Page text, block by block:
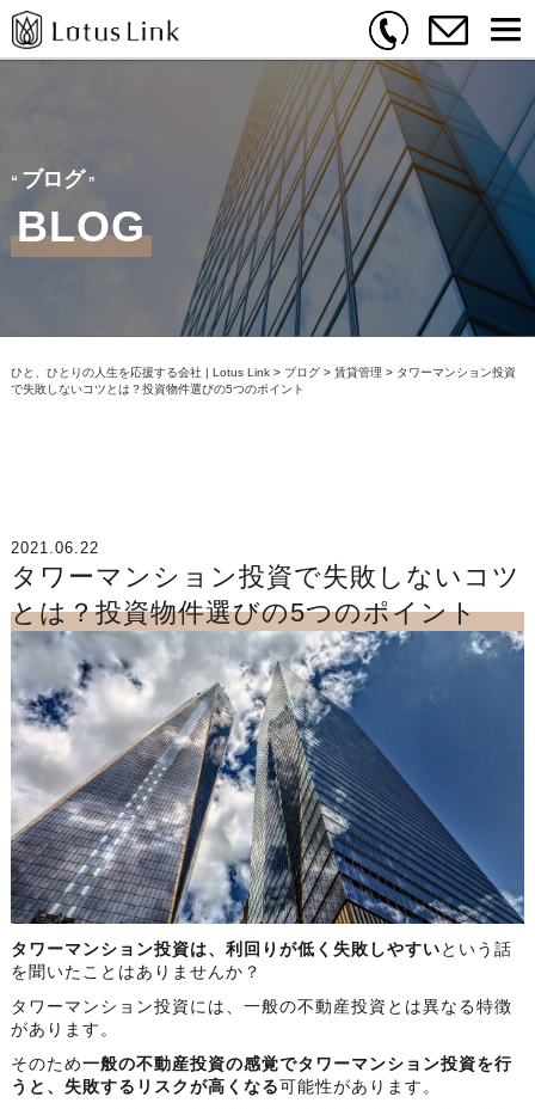
ブログ
BLOG
ひと、ひとりの人生を応援する会社 | Lotus Link> ブログ> 賃貸管理 > タワーマンション投資
で失敗しないコツとは？投資物件選びの5つのポイント
2021.06.22
タワーマンション投資で失敗しないコツ
とは？投資物件選びの5つのポイント
タワーマンション投資は、利回りが低く失敗しやすいという話
を聞いたことはありませんか？
タワーマンション投資には、一般の不動産投資とは異なる特徴
があります。
そのため一般の不動産投資の感覚でタワーマンション投資を行
うと、失敗するリスクが高くなる可能性があります。